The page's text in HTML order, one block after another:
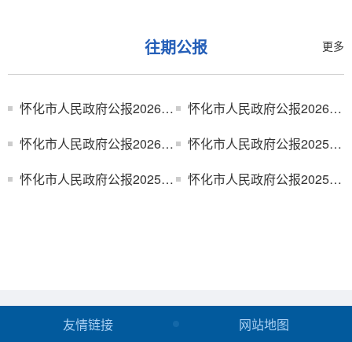
往期公报 更多
怀化市人民政府公报2026年第4期（总第57期）
怀化市人民政府公报2026年第2、3期（总第55、56期）
怀化市人民政府公报2026年第1期（总第54期）
怀化市人民政府公报2025年第12期（总第53期）
怀化市人民政府公报2025年第11期（总第52期）
怀化市人民政府公报2025年第10期（总第51期）
友情链接 网站地图